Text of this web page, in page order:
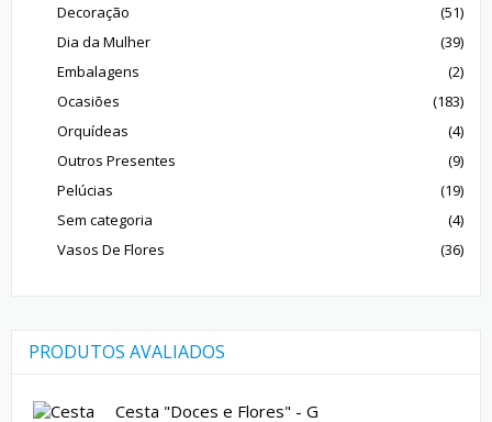
Decoração
(51)
Dia da Mulher
(39)
Embalagens
(2)
Ocasiões
(183)
Orquídeas
(4)
Outros Presentes
(9)
Pelúcias
(19)
Sem categoria
(4)
Vasos De Flores
(36)
PRODUTOS AVALIADOS
Cesta "Doces e Flores" - G